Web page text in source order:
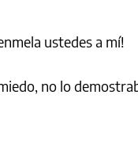
ustedes a mí!
no lo